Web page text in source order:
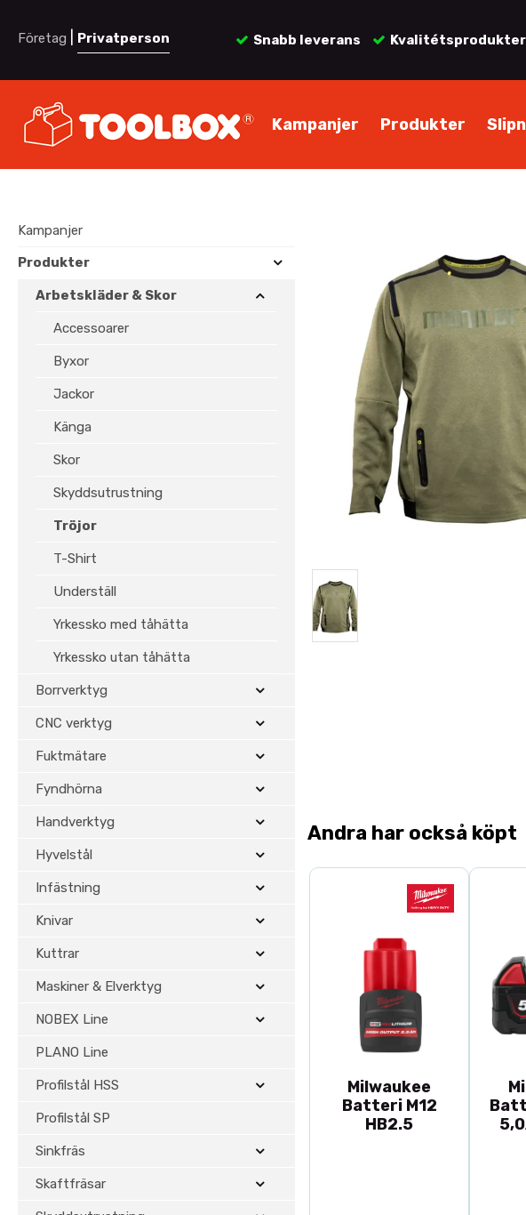
Företag Privatperson Snabb leverans Kvalitétsprodukter
Kampanjer Produkter
Kampanjer
Produkter
Arbetskläder & Skor
Accessoarer
Byxor
Jackor
Känga
Skor
Skyddsutrustning
Tröjor
T-Shirt
Underställ
Yrkessko med tåhätta
Yrkessko utan tåhätta
Borrverktyg
CNC verktyg
Fuktmätare
Fyndhörna
Handverktyg
Hyvelstål
Infästning
Knivar
Kuttrar
Maskiner & Elverktyg
NOBEX Line
PLANO Line
Profilstål HSS
Profilstål SP
Sinkfräs
Skaftfräsar
Andra har också köpt
Milwaukee
Batteri M12
HB2.5